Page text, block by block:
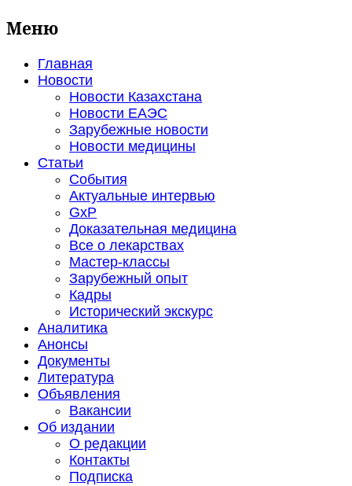
Меню
Главная
Новости
Новости Казахстана
Новости ЕАЭС
Зарубежные новости
Новости медицины
Статьи
События
Актуальные интервью
GxP
Доказательная медицина
Все о лекарствах
Мастер-классы
Зарубежный опыт
Кадры
Исторический экскурс
Аналитика
Анонсы
Документы
Литература
Объявления
Вакансии
Об издании
О редакции
Контакты
Подписка